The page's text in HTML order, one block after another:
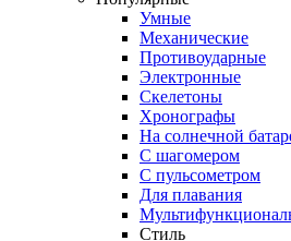
Умные
Механические
Противоударные
Электронные
Скелетоны
Хронографы
На солнечной
С шагомером
С пульсометром
Для плавания
Стиль